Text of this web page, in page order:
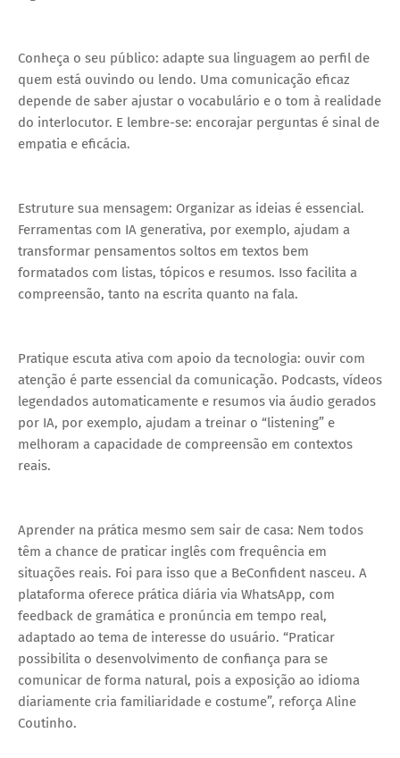
Conheça o seu público: adapte sua linguagem ao perfil de
quem está ouvindo ou lendo. Uma comunicação eficaz
depende de saber ajustar o vocabulário e o tom à realidade
do interlocutor. E lembre-se: encorajar perguntas é sinal de
empatia e eficácia.
Estruture sua mensagem: Organizar as ideias é essencial.
Ferramentas com IA generativa, por exemplo, ajudam a
transformar pensamentos soltos em textos bem
formatados com listas, tópicos e resumos. Isso facilita a
compreensão, tanto na escrita quanto na fala.
Pratique escuta ativa com apoio da tecnologia: ouvir com
atenção é parte essencial da comunicação. Podcasts, vídeos
legendados automaticamente e resumos via áudio gerados
por IA, por exemplo, ajudam a treinar o “listening” e
melhoram a capacidade de compreensão em contextos
reais.
Aprender na prática mesmo sem sair de casa: Nem todos
têm a chance de praticar inglês com frequência em
situações reais. Foi para isso que a BeConfident nasceu. A
plataforma oferece prática diária via WhatsApp, com
feedback de gramática e pronúncia em tempo real,
adaptado ao tema de interesse do usuário. “Praticar
possibilita o desenvolvimento de confiança para se
comunicar de forma natural, pois a exposição ao idioma
diariamente cria familiaridade e costume”, reforça Aline
Coutinho.